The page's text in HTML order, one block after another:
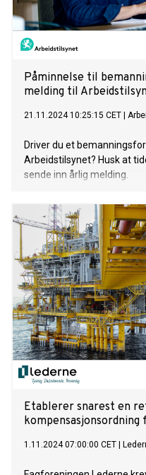
Påminnelse til
melding til
21.11.2024 10:25:15 CET
Driver du et
Arbeidstilsynet? Husk at
sende inn årlig melding.
Etablerer snarest en
1.11.2024 07:00:00 CET